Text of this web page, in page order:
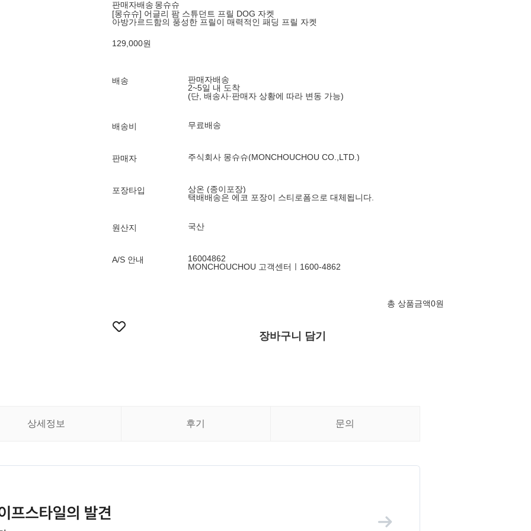
판매자배송 몽슈슈
[몽슈슈] 어글리 팜 스튜던트 프릴 DOG 자켓
아방가르드함의 풍성한 프릴이 매력적인 패딩 프릴 자켓
129,000원
배송
판매자배송
2~5일 내 도착
(단, 배송사·판매자 상황에 따라 변동 가능)
배송비 무료배송
판매자 주식회사 몽슈슈(MONCHOUCHOU CO.,LTD.)
포장타입
상온 (종이포장)
택배배송은 에코 포장이 스티로폼으로 대체됩니다.
원산지 국산
A/S 안내
16004862
MONCHOUCHOU 고객센터ㅣ1600-4862
총 상품금액0원
장바구니 담기
상세정보 후기 문의